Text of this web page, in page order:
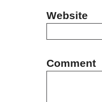
Website
Comment